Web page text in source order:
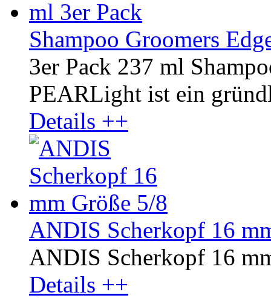
Shampoo Groomers
3er Pack 237 ml
PEARLight ist ein
Details ++
ANDIS Scherkopf 16
ANDIS Scherkopf 16
Details ++